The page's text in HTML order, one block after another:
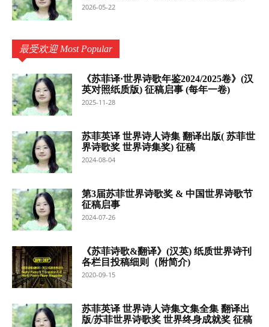
2026-05-22
最受欢迎 Most Popular
《苏菲译·世界诗歌年鉴2024/2025卷》(汉
英对照纸质版) 征稿启事 (每年一卷)
2025-11-28
苏菲英译 世界诗人诗集 翻译出版( 苏菲世
界诗歌奖 世界诗集奖) 征稿
2024-08-04
第3届苏菲世界诗歌奖 & 中国世界诗歌节
征稿启事
2024-07-26
《苏菲诗歌&翻译》(汉英) 纸质世界诗刊
各栏目投稿细则（附简介)
2020-09-15
苏菲英译 世界诗人诗集文集全集 翻译出
版/苏菲世界诗歌奖 世界终身成就奖 征稿